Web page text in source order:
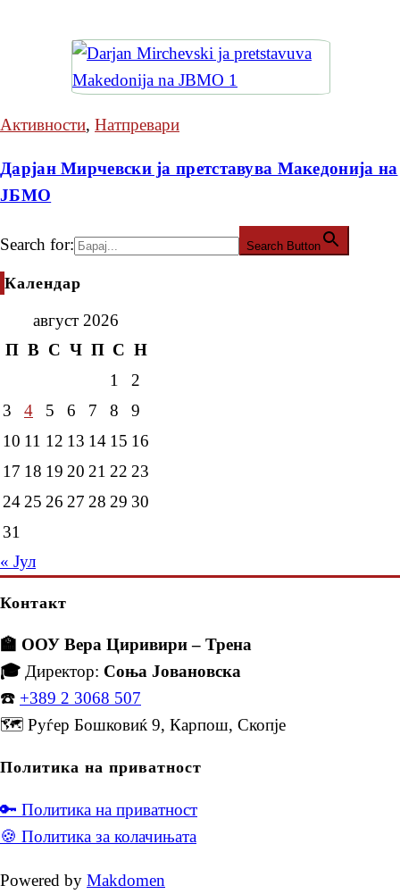
Активности, Натпревари
Дарјан Мирчевски ја претставува Македонија на
ЈБМО
Search for: Search Button
Календар
август 2026
П В С Ч П С Н
1
2
3
4 5 6 7 8
9
10 11 12 13 14 15 16
17 18 19 20 21 22 23
2425 26 27 28 29 30
31
« Јул
Контакт
🏫 ООУ Вера Циривири – Трена
🎓 Директор: Соња Јовановска
☎️ +389 2 3068 507
🗺️ Руѓер Бошковиќ 9, Карпош, Скопје
Политика на приватност
🔑 Политика на приватност
🍪 Политика за колачињата
Powered by Makdomen